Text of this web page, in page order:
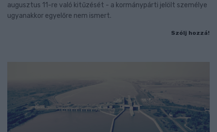
augusztus 11-re való kitűzését - a kormánypárti jelölt személye
ugyanakkor egyelőre nem ismert.
Szólj hozzá!